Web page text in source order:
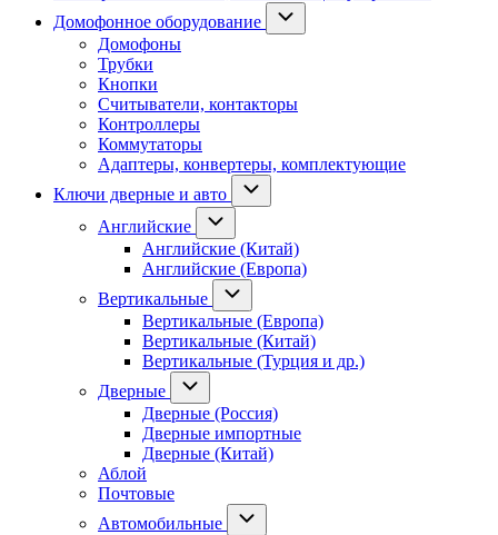
Домофонное оборудование
Домофоны
Трубки
Кнопки
Считыватели, контакторы
Контроллеры
Коммутаторы
Адаптеры, конвертеры, комплектующие
Ключи дверные и авто
Английские
Английские (Китай)
Английские (Европа)
Вертикальные
Вертикальные (Европа)
Вертикальные (Китай)
Вертикальные (Турция и др.)
Дверные
Дверные (Россия)
Дверные импортные
Дверные (Китай)
Аблой
Почтовые
Автомобильные